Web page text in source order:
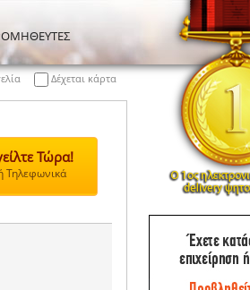
Δέχεται κάρτα
Τώρα!
Τηλεφωνικά